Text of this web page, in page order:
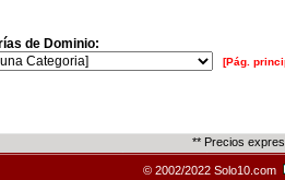
de Dominio:
[Pág.
** Precios
© 2002/2022 Solo10.com